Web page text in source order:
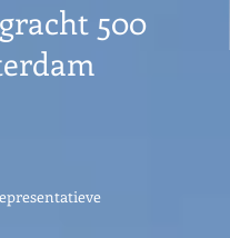
500